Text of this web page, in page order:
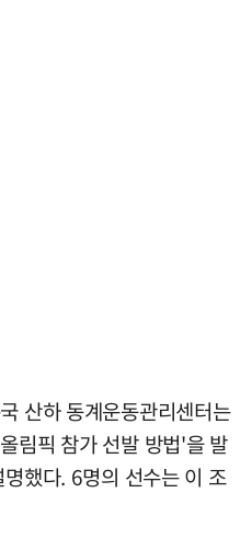
산하 동계운동관리센터는
림픽 참가 선발 방법'을 발
했다. 6명의 선수는 이 조